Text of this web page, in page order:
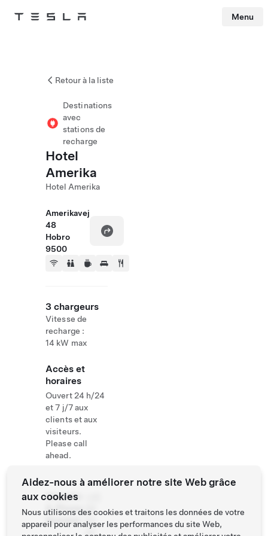
Tesla Menu
Retour à la liste
Destinations
avec
stations de
recharge
Hotel
Amerika
Hotel Amerika
Amerikavej
48
Hobro
9500
3 chargeurs
Vitesse de
recharge :
14 kW max
Accès et
horaires
Ouvert 24 h/24
et 7 j/7 aux
clients et aux
visiteurs.
Please call
ahead.
Website
& Phone
Number 54
Aidez-nous à améliorer notre site Web grâce
aux cookies
Nous utilisons des cookies et traitons les données de votre
appareil pour analyser les performances du site Web,